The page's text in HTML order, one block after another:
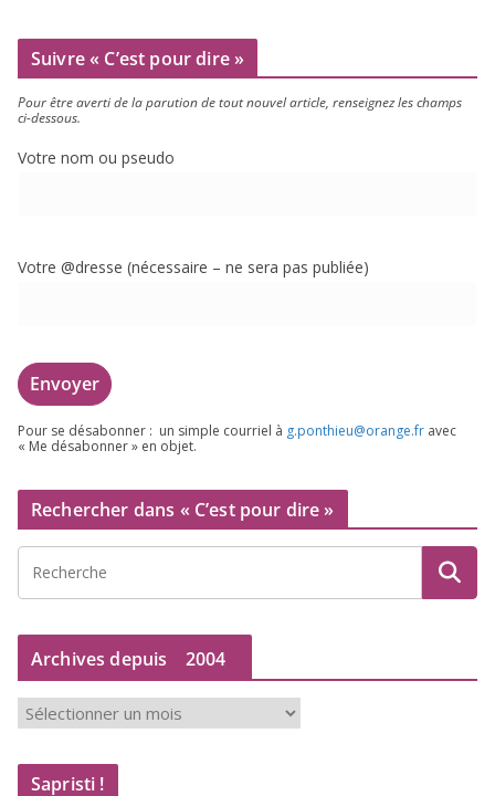
Suivre « C’est pour dire »
Pour être aver­ti de la paru­tion de tout nou­vel article, ren­sei­gnez les champs
ci-dessous.
Votre nom ou pseudo
Votre @dresse (néces­saire – ne sera pas publiée)
Pour se désa­bon­ner : un simple cour­riel à g.​ponthieu@​orange.​fr avec
« Me désa­bon­ner » en objet.
Rechercher dans « C’est pour dire »
Archives depuis 2004
c
Sapristi !